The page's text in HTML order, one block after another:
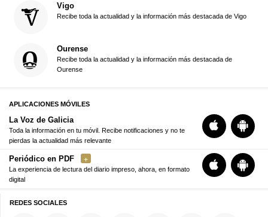
Vigo
Recibe toda la actualidad y la información más destacada de Vigo
Ourense
Recibe toda la actualidad y la información más destacada de
Ourense
APLICACIONES MÓVILES
La Voz de Galicia
Toda la información en tu móvil. Recibe notificaciones y no te
pierdas la actualidad más relevante
Periódico en PDF
La experiencia de lectura del diario impreso, ahora, en formato
digital
REDES SOCIALES